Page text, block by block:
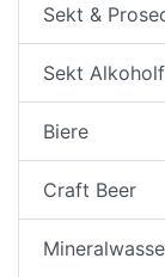
Sekt &
Sekt
Biere
Craft Beer